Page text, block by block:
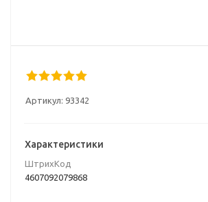
Артикул: 93342
Характеристики
ШтрихКод
4607092079868